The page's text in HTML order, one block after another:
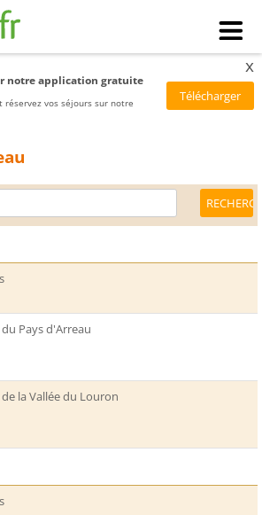
notre application gratuite
réservez vos séjours sur notre
x
Pays d'Arreau
la Vallée du Louron